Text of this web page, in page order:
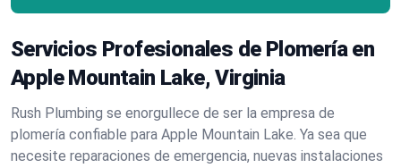
Servicios Profesionales de Plomería en
Apple Mountain Lake, Virginia
Rush Plumbing se enorgullece de ser la empresa de
plomería confiable para Apple Mountain Lake. Ya sea que
necesite reparaciones de emergencia, nuevas instalaciones